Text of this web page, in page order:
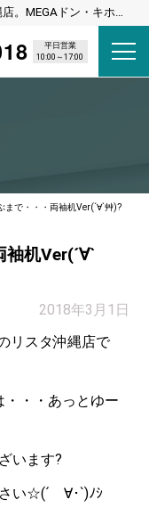
。MEGAドン・キホー
平日営業
10:00～17:00
まで・・・両袖机Ver(´∀`艸)?
机Ver(´∀`
2018年3月1日
リスタ沖縄店で
・・あっとゆー
います?
い☆(´ゝ∀･`)ﾉｼ